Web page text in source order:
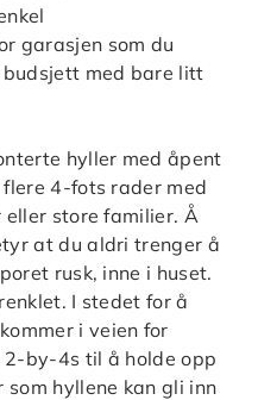
garasjen som du
med bare litt
hyller med åpent
4-fots rader med
eller store familier. Å
at du aldri trenger å
rusk, inne i huset.
I stedet for å
i veien for
by-4s til å holde opp
hyllene kan gli inn